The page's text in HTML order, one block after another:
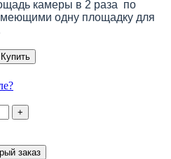
камеры в 2 раза по
одну площадку для
Купить
+
заказ